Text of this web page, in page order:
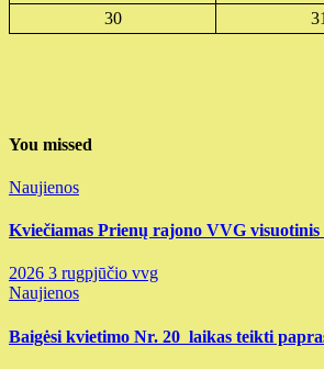
30
You missed
Naujienos
Kviečiamas Prienų rajono VVG
2026 3 rugpjūčio vvg
Naujienos
Baigėsi kvietimo Nr. 20 laikas teikti